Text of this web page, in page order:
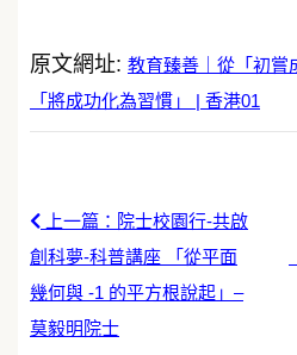
原文網址: 教育臻善｜從「初嘗
「將成功化為習慣」 | 香港01
上一篇：院士校園行-共啟
創科夢-科普講座 「從平面
幾何與 -1 的平方根說起」–
莫毅明院士